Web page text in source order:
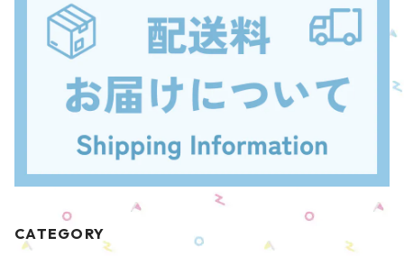
CATEGORY